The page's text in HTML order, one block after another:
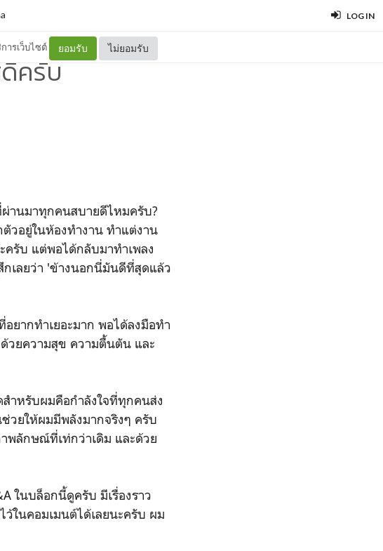
LOG IN
ารเว็บไซต์ ยอมรับ ไม่ยอมรับ
ครับ
านมาทุกคนสบายดีไหมครับ?
วอยู่ในห้องทำงาน ทำแต่งาน
ครับ แต่พอได้กลับมาทำเพลง
กเลยว่า 'ข้างนอกนี่มันดีที่สุดแล้ว
ยากทำเยอะมาก พอได้ลงมือทำ
วยความสุข ความตื้นตัน และ
ำหรับผมคือกำลังใจที่ทุกคนส่ง
วยให้ผมมีพลังมากจริงๆ ครับ
พลักษณ์ที่เท่กว่าเดิม และด้วย
ในบล็อกนี้ดูครับ มีเรื่องราว
ว้ในคอมเมนต์ได้เลยนะครับ ผม